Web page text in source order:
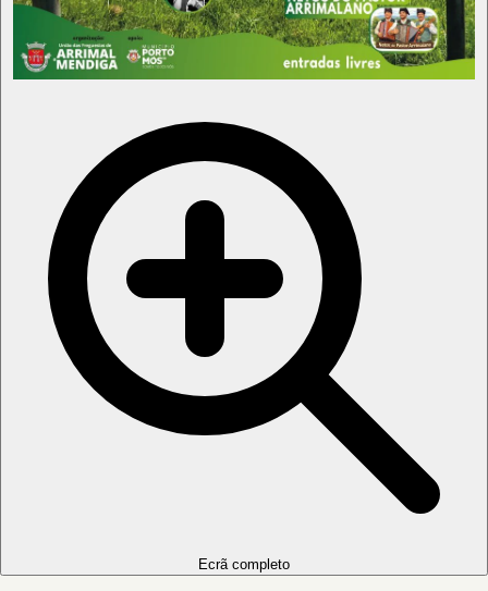
Ecrã completo